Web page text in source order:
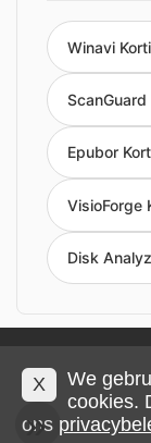
Winavi
Epubor
VisioForge
Disk
Privacy en
©
X
We
cookies.
ons